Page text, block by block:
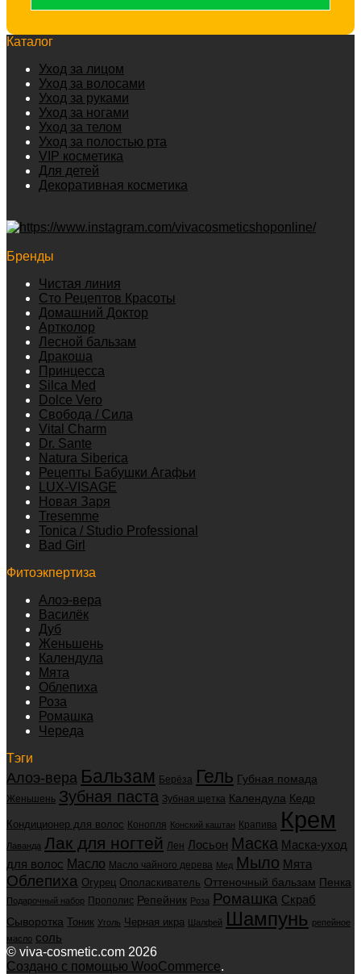
Каталог
Уход за лицом
Уход за волосами
Уход за руками
Уход за ногами
Уход за телом
Уход за полостью рта
VIP косметика
Для детей
Декоративная косметика
Бренды
Чистая линия
Сто Рецептов Красоты
Домашний Доктор
Артколор
Лесной бальзам
Дракоша
Принцесса
Silca Med
Dolce Vero
Свобода / Сила
Vital Charm
Dr. Sante
Natura Siberica
Рецепты Бабушки Агафьи
LUX-VISAGE
Новая Заря
Tresemme
Tonica / Studio Professional
Bad Girl
Фитоэкпертиза
Алоэ-вера
Василёк
Дуб
Женьшень
Календула
Мята
Облепиха
Роза
Ромашка
Череда
Тэги
Алоэ-вера Бальзам Берёза Гель Губная помада
Женьшень Зубная паста Зубная щетка Календула Кедр
Кондиционер для волос Конопля Конский каштан Крапива Крем
Лаванда Лак для ногтей Лен Лосьон Маска Маска-уход
для волос Масло Масло чайного дерева Мед Мыло Мята
Облепиха Огурец Ополаскиватель Оттеночный бальзам Пенка
Подарочный набор Прополис Репейник Роза Ромашка Скраб
Сыворотка Тоник Уголь Черная икра Шалфей Шампунь репейное
масло соль
© viva-cosmetic.com 2026
Создано с помощью WooCommerce.